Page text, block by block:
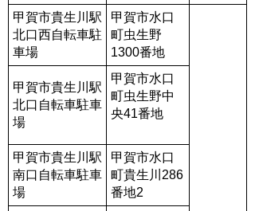
甲賀市貴生川駅
北口西自転車駐
車場
甲賀市水口
町虫生野
1300番地
甲賀市貴生川駅
北口自転車駐車
場
甲賀市水口
町虫生野中
央41番地
甲賀市貴生川駅
南口自転車駐車
場
甲賀市水口
町貴生川286
番地2